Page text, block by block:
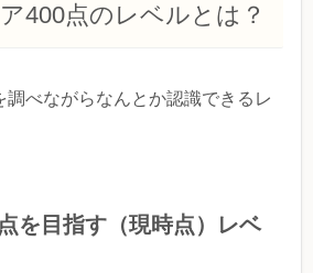
400点のレベルとは？
調べながらなんとか認識できるレ
を目指す（現時点）レベ